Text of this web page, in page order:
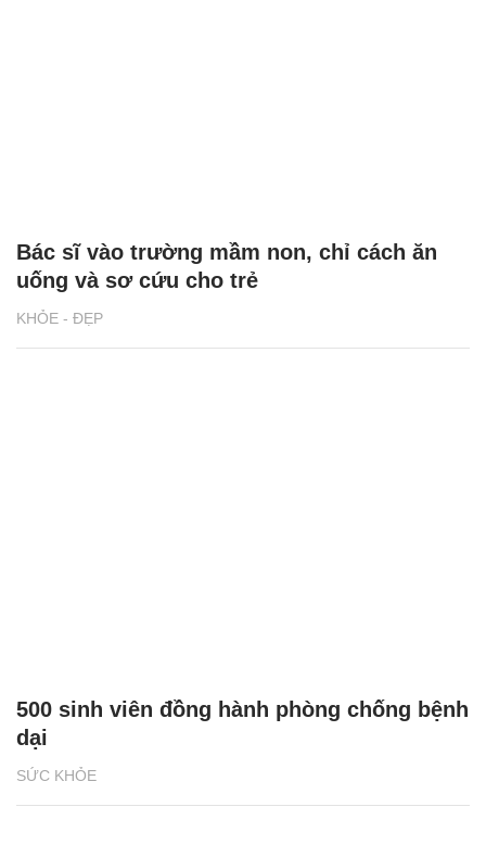
KHỎE - ĐẸP
Bác sĩ vào trường mầm non, chỉ cách ăn
uống và sơ cứu cho trẻ
SỨC KHỎE
500 sinh viên đồng hành phòng chống bệnh
dại